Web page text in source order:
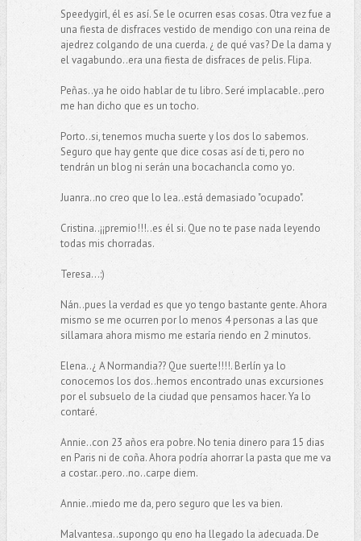
Speedygirl, él es así. Se le ocurren esas cosas. Otra vez fue a
una fiesta de disfraces vestido de mendigo con una reina de
ajedrez colgando de una cuerda. ¿ de qué vas? De la dama y
el vagabundo..era una fiesta de disfraces de pelis. Flipa.
Peñas..ya he oido hablar de tu libro. Seré implacable..pero
me han dicho que es un tocho.
Porto..si, tenemos mucha suerte y los dos lo sabemos.
Seguro que hay gente que dice cosas así de ti, pero no
tendrán un blog ni serán una bocachancla como yo.
Juanra..no creo que lo lea..está demasiado "ocupado".
Cristina..¡¡premio!!!..es él si. Que no te pase nada leyendo
todas mis chorradas.
Teresa...:)
Nán..pues la verdad es que yo tengo bastante gente. Ahora
mismo se me ocurren por lo menos 4 personas a las que
sillamara ahora mismo me estaría riendo en 2 minutos.
Elena..¿ A Normandia?? Que suerte!!!!. Berlín ya lo
conocemos los dos..hemos encontrado unas excursiones
por el subsuelo de la ciudad que pensamos hacer. Ya lo
contaré.
Annie..con 23 años era pobre. No tenia dinero para 15 dias
en Paris ni de coña. Ahora podría ahorrar la pasta que me va
a costar..pero..no..carpe diem.
Annie..miedo me da, pero seguro que les va bien.
Malvantesa..supongo qu eno ha llegado la adecuada. De